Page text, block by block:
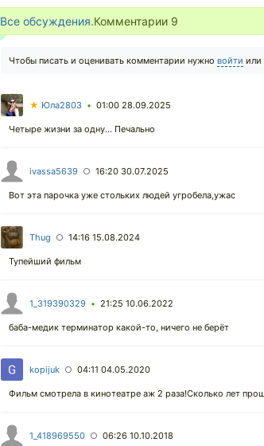
Все обсуждения.Комментарии 9
Чтобы писать и оценивать комментарии нужно войти или
★ Юла2803 • 01:00 28.09.2025
Четыре жизни за одну... Печально
ivassa5639 ○ 16:20 30.07.2025
Вот эта парочка уже стольких людей угробела,ужас
Thug ○ 14:16 15.08.2024
Тупейший фильм
1_319390329 • 21:25 10.06.2022
баба-медик терминатор какой-то, ничего не берёт
kopijuk ○ 04:11 04.05.2020
Фильм смотрела в кинотеатре аж 2 раза!Сколько лет
1_418969550 ○ 06:26 10.10.2018